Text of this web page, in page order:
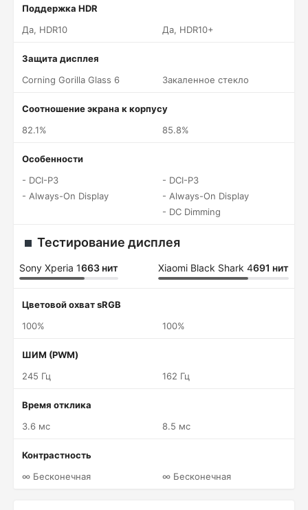
Поддержка HDR
Да, HDR10
Да, HDR10+
Защита дисплея
Corning Gorilla Glass 6
Закаленное стекло
Соотношение экрана к корпусу
82.1%
85.8%
Особенности
- DCI-P3
- Always-On Display
- DCI-P3
- Always-On Display
- DC Dimming
Тестирование дисплея
Sony Xperia 1663 нит Xiaomi Black Shark 4691 нит
Цветовой охват sRGB
100%
100%
ШИМ (PWM)
245 Гц
162 Гц
Время отклика
3.6 мс
8.5 мс
Контрастность
∞ Бесконечная
∞ Бесконечная